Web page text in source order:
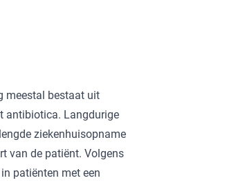
meestal bestaat uit
antibiotica. Langdurige
ziekenhuisopname
van de patiënt. Volgens
patiënten met een